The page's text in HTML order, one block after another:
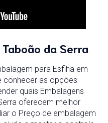
da Serra
para Esfiha em
conhecer as opções
quais Embalagens
oferecem melhor
o Preço de embalagem